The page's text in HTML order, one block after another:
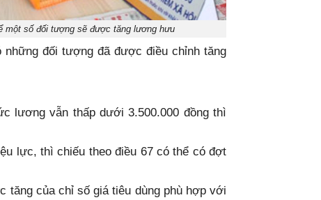
một số đối tượng sẽ được tăng lương hưu
đối tượng đã được điều chỉnh tăng
lương vẫn thấp dưới 3.500.000 đồng thì
lực, thì chiếu theo điều 67 có thể có đợt
của chỉ số giá tiêu dùng phù hợp với